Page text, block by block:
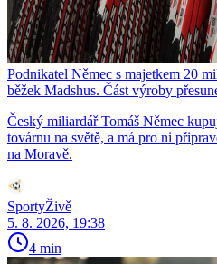
Podnikatel Němec s majetkem 20
běžek Madshus. Část výroby
Český miliardář Tomáš Němec
továrnu na světě, a má pro ni
na Moravě.
SportyŽivě
5. 8. 2026, 19:38
4 min